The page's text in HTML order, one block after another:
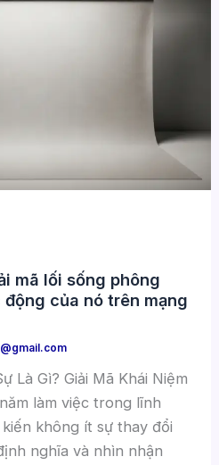
mã lối sống phông
của nó trên mạng
Là Gì? Giải Mã Khái Niệm
làm việc trong lĩnh
không ít sự thay đổi
nghĩa và nhìn nhận